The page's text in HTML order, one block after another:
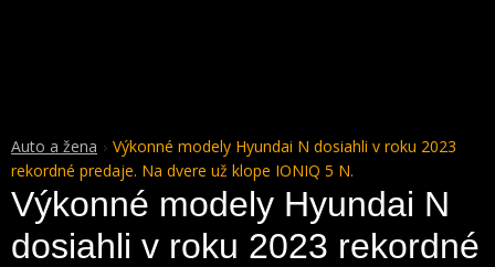
Auto a žena
Výkonné modely Hyundai N dosiahli v roku 2023
rekordné predaje. Na dvere už klope IONIQ 5 N.
Výkonné modely Hyundai N
dosiahli v roku 2023 rekordné